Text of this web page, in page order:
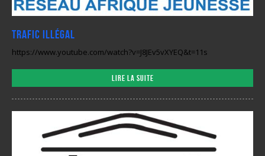
Trafic illégal
https://www.youtube.com/watch?v=J8JEv5vXYEQ&t=11s
Lire la suite